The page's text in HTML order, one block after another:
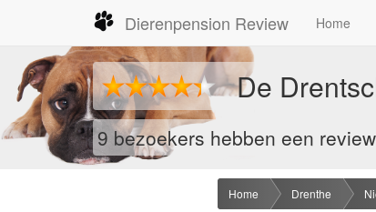
Dierenpension Review Home
De
9 bezoekers hebben een
Home Drenthe